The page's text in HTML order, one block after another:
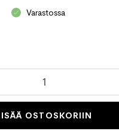
Varastossa
OSTOSKORIIN